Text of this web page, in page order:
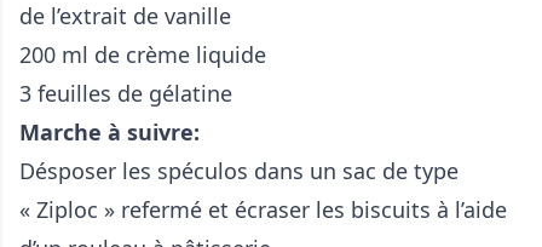
de l’extrait de vanille
200 ml de crème liquide
3 feuilles de gélatine
Marche à suivre:
Désposer les spéculos dans un sac de type
« Ziploc » refermé et écraser les biscuits à l’aide